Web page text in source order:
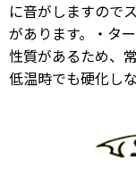
に音がしますので
があります。・タ
性質があるため、
低温時でも硬化し